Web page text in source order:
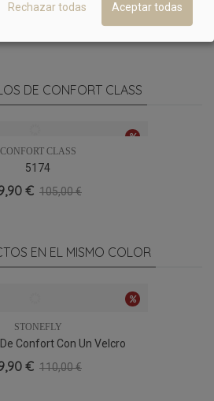
€
DE CONFORT CLASS
CONFORT CLASS
5174
€ 105,00 €
EN EL MISMO COLOR
STONEFLY
Confort Con Un Velcro
€ 110,00 €
Rechazar todas Aceptar todas